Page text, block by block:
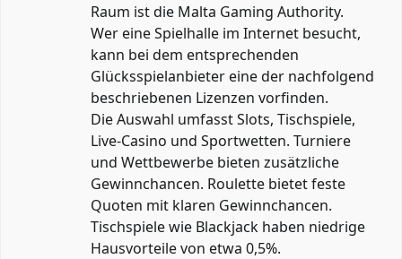
Raum ist die Malta Gaming Authority.
Wer eine Spielhalle im Internet besucht,
kann bei dem entsprechenden
Glücksspielanbieter eine der nachfolgend
beschriebenen Lizenzen vorfinden.
Die Auswahl umfasst Slots, Tischspiele,
Live-Casino und Sportwetten. Turniere
und Wettbewerbe bieten zusätzliche
Gewinnchancen. Roulette bietet feste
Quoten mit klaren Gewinnchancen.
Tischspiele wie Blackjack haben niedrige
Hausvorteile von etwa 0,5%.